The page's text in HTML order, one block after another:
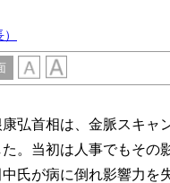
弘首相は、金脈スキャ
。当初は人事でもその
氏が病に倒れ影響力を